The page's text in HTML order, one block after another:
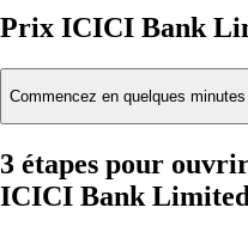
Prix ICICI Bank
Commencez en quelques minutes
3 étapes pour
ICICI Bank Limited